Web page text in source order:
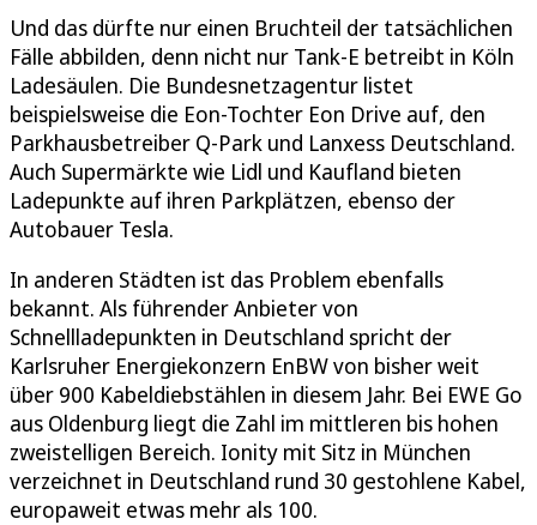
Und das dürfte nur einen Bruchteil der tatsächlichen
Fälle abbilden, denn nicht nur Tank-E betreibt in Köln
Ladesäulen. Die Bundesnetzagentur listet
beispielsweise die Eon-Tochter Eon Drive auf, den
Parkhausbetreiber Q-Park und Lanxess Deutschland.
Auch Supermärkte wie Lidl und Kaufland bieten
Ladepunkte auf ihren Parkplätzen, ebenso der
Autobauer Tesla.
In anderen Städten ist das Problem ebenfalls
bekannt. Als führender Anbieter von
Schnellladepunkten in Deutschland spricht der
Karlsruher Energiekonzern EnBW von bisher weit
über 900 Kabeldiebstählen in diesem Jahr. Bei EWE Go
aus Oldenburg liegt die Zahl im mittleren bis hohen
zweistelligen Bereich. Ionity mit Sitz in München
verzeichnet in Deutschland rund 30 gestohlene Kabel,
europaweit etwas mehr als 100.